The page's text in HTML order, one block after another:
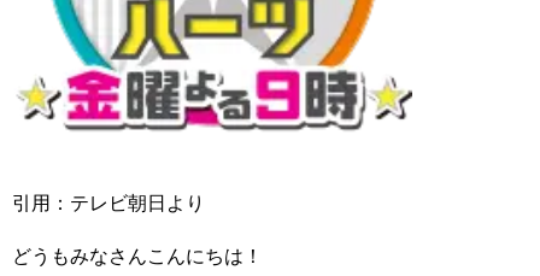
引用：テレビ朝日より
どうもみなさんこんにちは！